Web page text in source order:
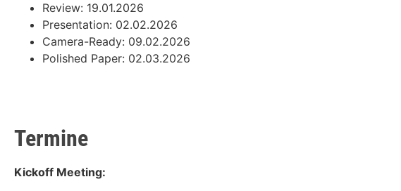
Review: 19.01.2026
Presentation: 02.02.2026
Camera-Ready: 09.02.2026
Polished Paper: 02.03.2026
Termine
Kickoff Meeting: